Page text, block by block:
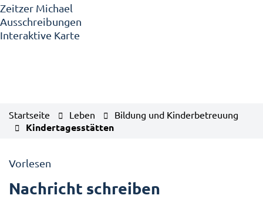
Zeitzer Michael
Ausschreibungen
Interaktive Karte
Startseite Leben Bildung und Kinderbetreuung
Kindertagesstätten
Vorlesen
Nachricht schreiben